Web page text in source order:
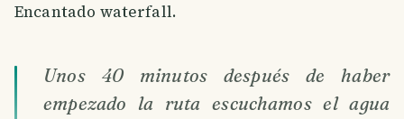
Encantado waterfall.
Unos 40 minutos después de haber
empezado la ruta escuchamos el agua